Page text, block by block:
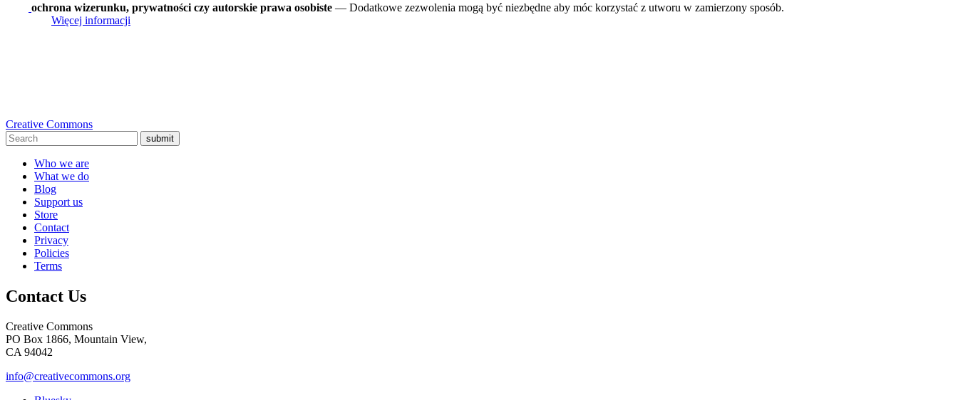
ochrona wizerunku, prywatności czy autorskie prawa osobiste — Dodatkowe zezwolenia mogą być niezbędne aby móc korzystać z utworu w zamierzony sposób.
Więcej informacji
Creative Commons
submit
Who we are
What we do
Blog
Support us
Store
Contact
Privacy
Policies
Terms
Contact Us
Creative Commons
PO Box 1866, Mountain View,
CA 94042
info@creativecommons.org